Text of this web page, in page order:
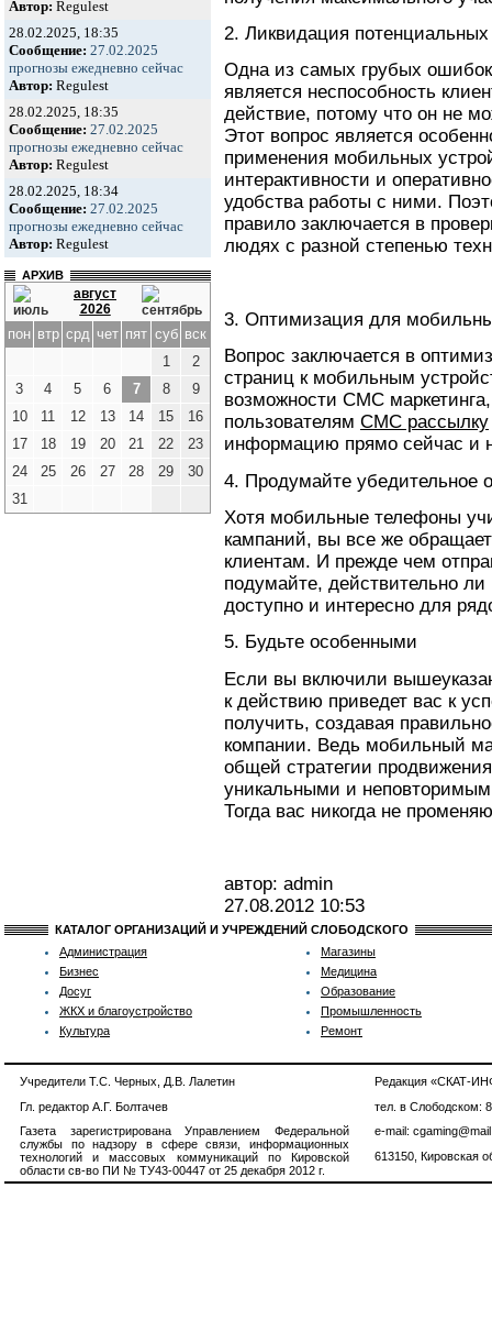
Автор: Regulest
28.02.2025, 18:35
Сообщение: 27.02.2025
прогнозы ежедневно сейчас
Автор: Regulest
28.02.2025, 18:35
Сообщение: 27.02.2025
прогнозы ежедневно сейчас
Автор: Regulest
28.02.2025, 18:34
Сообщение: 27.02.2025
прогнозы ежедневно сейчас
Автор: Regulest
АРХИВ
август
2026
пон втр срд чет пят суб вск
1
2
3
4 5 6 7 8
9
10
11 12 13 14 15
16
17
18 19 20 21 22
23
24
25 26 27 28 29
30
31
2. Ликвидация
Одна из самых грубых
является неспособность
действие, потому что он не
Этот вопрос является
применения мобильных
интерактивности и
удобства работы с ними.
правило заключается в
людях с разной степенью
3. Оптимизация для
Вопрос заключается в
страниц к мобильным
возможности СМС
пользователям СМС рассылку
информацию прямо сейчас и
4. Продумайте убедительное
Хотя мобильные телефоны
кампаний, вы все же
клиентам. И прежде чем
подумайте, действительно ли
доступно и интересно для
5. Будьте особенными
Если вы включили
к действию приведет вас к
получить, создавая
компании. Ведь мобильный
общей стратегии
уникальными и
Тогда вас никогда не
автор: admin
27.08.2012 10:53
КАТАЛОГ ОРГАНИЗАЦИЙ И УЧРЕЖДЕНИЙ СЛОБОДСКОГО
Администрация
Бизнес
Досуг
ЖКХ и благоустройство
Культура
Магазины
Медицина
Образование
Промышленность
Ремонт
Учредители Т.С. Черных, Д.В. Лалетин
Гл. редактор А.Г. Болтачев
Газета зарегистрирована Управлением Федеральной
службы по надзору в сфере связи, информационных
технологий и массовых коммуникаций по Кировской
области св-во ПИ № ТУ43-00447 от 25 декабря 2012 г.
Редакция «СКАТ-
тел. в Слободском:
e-mail:
613150, Кировская